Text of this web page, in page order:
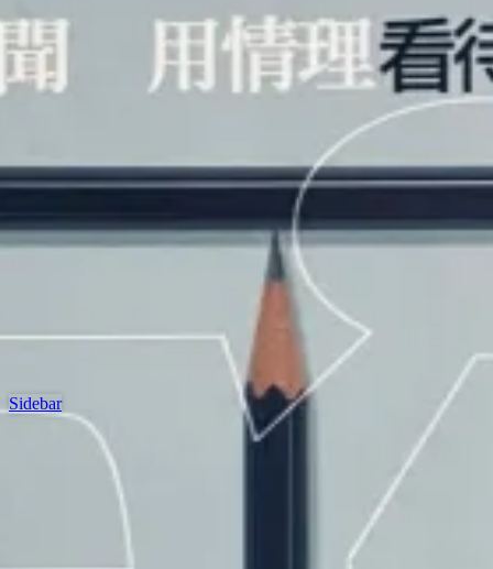
Sidebar